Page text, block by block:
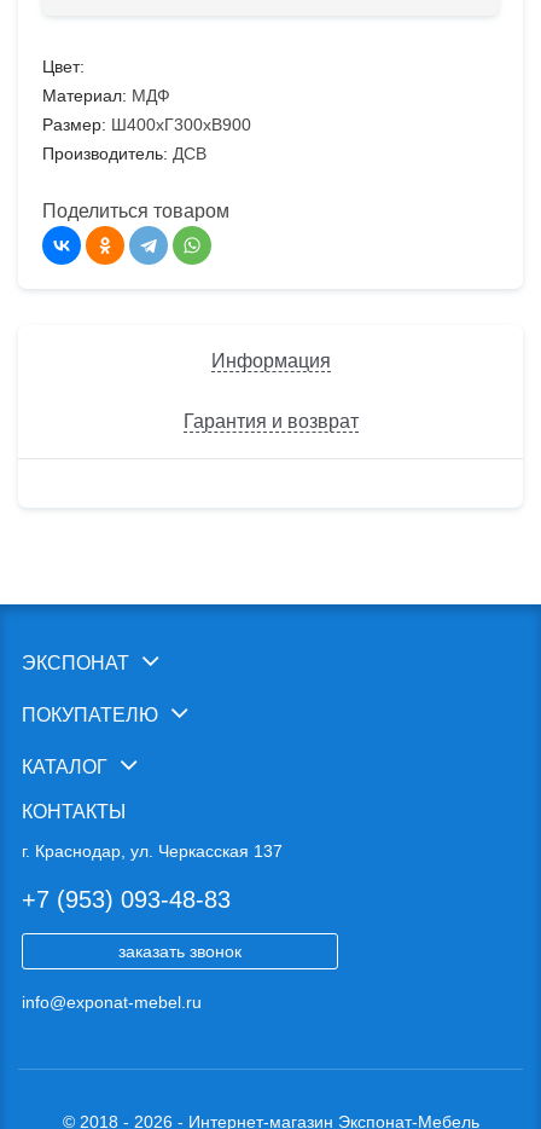
Цвет:
Материал: МДФ
Размер: Ш400хГ300хВ900
Производитель: ДСВ
Поделиться товаром
Информация
Гарантия и возврат
ЭКСПОНАТ
ПОКУПАТЕЛЮ
КАТАЛОГ
КОНТАКТЫ
г. Краснодар, ул. Черкасская 137
+7 (953) 093-48-83
заказать звонок
info@exponat-mebel.ru
© 2018 - 2026 - Интернет-магазин Экспонат-Мебель